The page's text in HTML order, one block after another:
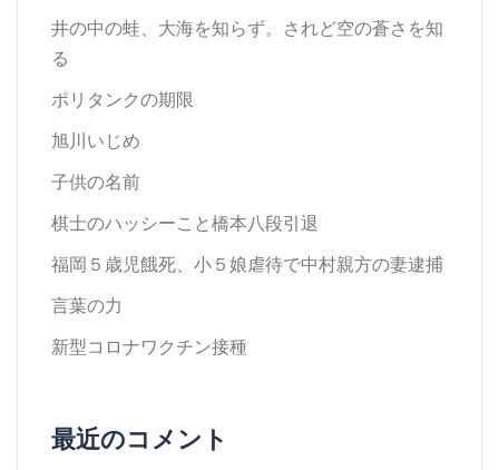
井の中の蛙、大海を知らず。されど空の蒼さを知
る
ポリタンクの期限
旭川いじめ
子供の名前
棋士のハッシーこと橋本八段引退
福岡５歳児餓死、小５娘虐待で中村親方の妻逮捕
言葉の力
新型コロナワクチン接種
最近のコメント